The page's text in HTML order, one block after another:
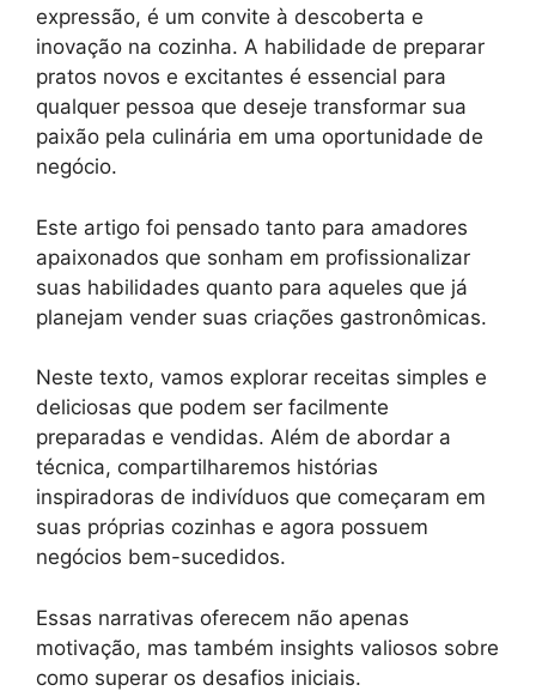
expressão, é um convite à descoberta e
inovação na cozinha. A habilidade de preparar
pratos novos e excitantes é essencial para
qualquer pessoa que deseje transformar sua
paixão pela culinária em uma oportunidade de
negócio.
Este artigo foi pensado tanto para amadores
apaixonados que sonham em profissionalizar
suas habilidades quanto para aqueles que já
planejam vender suas criações gastronômicas.
Neste texto, vamos explorar receitas simples e
deliciosas que podem ser facilmente
preparadas e vendidas. Além de abordar a
técnica, compartilharemos histórias
inspiradoras de indivíduos que começaram em
suas próprias cozinhas e agora possuem
negócios bem-sucedidos.
Essas narrativas oferecem não apenas
motivação, mas também insights valiosos sobre
como superar os desafios iniciais.